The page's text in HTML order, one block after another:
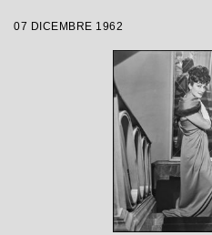
Gavazzeni, con la
07 DICEMBRE 1962